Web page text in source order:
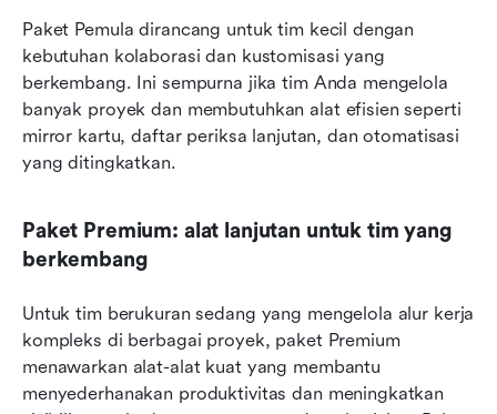
Paket Pemula dirancang untuk tim kecil dengan
kebutuhan kolaborasi dan kustomisasi yang
berkembang. Ini sempurna jika tim Anda mengelola
banyak proyek dan membutuhkan alat efisien seperti
mirror kartu, daftar periksa lanjutan, dan otomatisasi
yang ditingkatkan.
Paket Premium: alat lanjutan untuk tim yang
berkembang
Untuk tim berukuran sedang yang mengelola alur kerja
kompleks di berbagai proyek, paket Premium
menawarkan alat-alat kuat yang membantu
menyederhanakan produktivitas dan meningkatkan